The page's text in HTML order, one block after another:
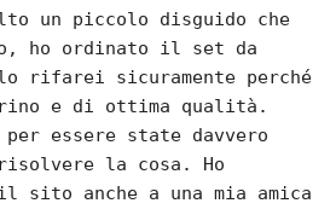
un piccolo disguido che
ho ordinato il set da
rifarei sicuramente perché
e di ottima qualità.
essere state davvero
la cosa. Ho
sito anche a una mia amica